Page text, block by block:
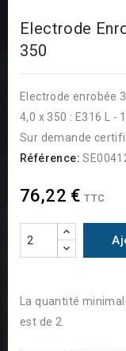
Electrode
350
Electrode enrobée
4,0 x 350 : E316 L -
Sur demande
Référence:
76,22 € TTC
La quantité
est de 2.